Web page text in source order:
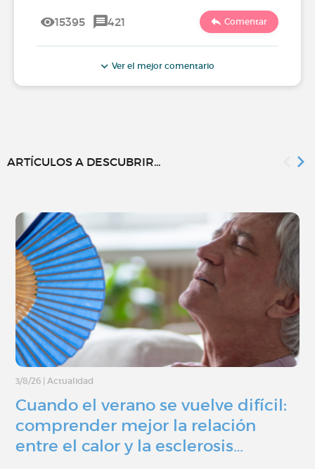
15395 421 Comentar
Ver el mejor comentario
ARTÍCULOS A DESCUBRIR...
3/8/26 Actualidad
Cuando el verano se vuelve difícil:
comprender mejor la relación
entre el calor y la esclerosis…